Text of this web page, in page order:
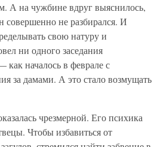
А на чужбине вдруг выяснилось,
совершенно не разбирался. И
свою натуру и
ни одного заседания
как началось в феврале с
за дамами. А это стало возмущать
чрезмерной. Его психика
Чтобы избавиться от